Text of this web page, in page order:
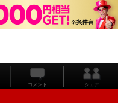
コメント シェア